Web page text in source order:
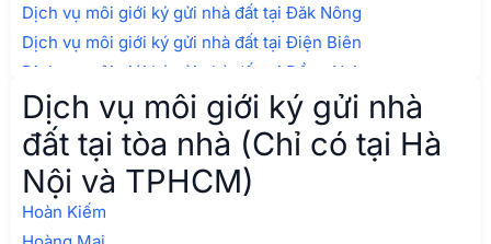
Dịch vụ môi giới ký gửi nhà đất tại Đăk Nông
Dịch vụ môi giới ký gửi nhà đất tại Điện Biên
Dịch vụ môi giới ký gửi nhà đất tại Đồng Nai
Dịch vụ môi giới ký gửi nhà đất tại Đồng Tháp
Dịch vụ môi giới ký gửi nhà đất tại Gia Lai
Dịch vụ môi giới ký gửi nhà đất tại Hà Giang
Dịch vụ môi giới ký gửi nhà đất tại Hà Nam
Dịch vụ môi giới ký gửi nhà đất tại Hà Tĩnh
Dịch vụ môi giới ký gửi nhà
đất tại tòa nhà (Chỉ có tại Hà
Nội và TPHCM)
Hoàn Kiếm